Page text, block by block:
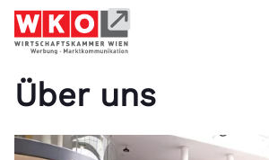
Service
Über uns